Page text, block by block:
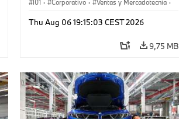
I01 · Corporativo · Ventas y Mercadotecnia ·
Thu Aug 06 19:15:03 CEST 2026
9,75 MB